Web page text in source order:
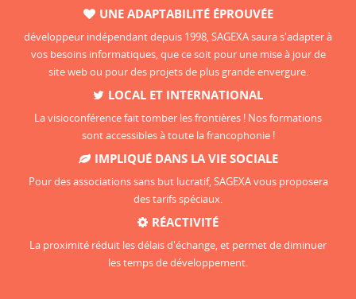
UNE ADAPTABILITÉ ÉPROUVÉE
développeur indépendant depuis 1998, SAGEXA saura s'adapter à
vos besoins informatiques, que ce soit pour une mise à jour de
site web ou pour des projets de plus grande envergure.
LOCAL ET INTERNATIONAL
La visioconférence fait tomber les frontières ! Nos formations
sont accessibles à toute la francophonie !
IMPLIQUÉ DANS LA VIE SOCIALE
Pour des associations sans but lucratif, SAGEXA vous proposera
des tarifs spéciaux.
RÉACTIVITÉ
La proximité réduit les délais d'échange, et permet de diminuer
les temps de développement.